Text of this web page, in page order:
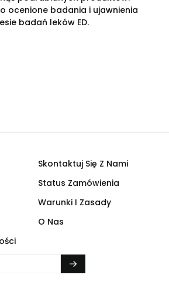
ocenione badania i ujawnienia
badań leków ED.
Skontaktuj Się Z Nami
Status Zamówienia
Warunki I Zasady
O Nas